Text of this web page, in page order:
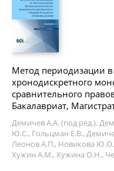
Метод периодизации
хронодискретного
сравнительного
Бакалавриат,
Демичев А.А. (под ред.),
Ю.С., Гольцман Е.В.,
Леонов А.П., Новикова
Хужин А.М., Хужина О.Н.,